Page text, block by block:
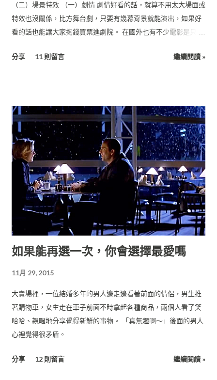
（二）場景特效 （一）劇情 劇情好看的話，就算不用太大場面或
特效也沒關係，比方舞台劇，只要有幾幕背景就能演出，如果好
看的話也能讓大家掏錢買票進劇院。 在國外也有不少電影是只靠
2009） 這部片描述一群人接到了超級高薪的工作面試機會，但在
一位大學教授即將離校，邀請一群學校同事來家裡辦惜別會，然
後他突然透露自己是一個獨特的人類！引發在場所有人的質問，
隨著他越講越多，大家也越來越驚訝難道那是真的很特別？整部
片也幾乎就在這個小客廳裡拍攝。（預算：美金20萬） 這些片就
靠演員的對白來建構整個故事，而你為了想知道劇情發展也會很
投入地看下去，而且這兩部片評價都非常好。 （二）場景特效 電
影是視覺導向，所以你也可以利用豐富的新鮮畫面來讓觀眾「享
受」視覺震撼，比方： 《星際大戰》（Star Wars, 1977）讓大家
看到超前衛的太空船。 《侏羅紀公園》（Jurassic Park, 1993）
讓大家看到超真實的恐龍。 《阿凡達》（Avatar, 2009）讓大家
看到了超炫麗的外星世界。 這些前所未見的經典元素，讓往後的
略，都已經見怪不怪了吧。 這三部片的導演因此成為歷史上最知
名的導演： 喬治．盧卡斯 史蒂芬．史匹柏 詹姆斯．卡麥隆 而這
三部片則都各自間隔16年，算是一個有趣的巧合。 你可能以為，
最大場面的電影一定花最多錢吧，要請很多臨時演員不是嗎？ 但
實際上並不是，影史最貴的片是像《加勒比海盜》、《復仇者聯
去製作電腦動畫。 現代的電影預算主要是貴在「明星」、「場景
分享 11 則留言 繼續閱讀 »
如果能再選一次，你會選擇最愛嗎
11月 29, 2015
大賣場裡，一位結婚多年的男人邊走邊看著前面的情侶，男生推
著購物車，女生走在車子前面不時拿起各種商品，兩個人看了笑
哈哈、親暱地分享覺得新鮮的事物。 「真無趣啊～」後面的男人
心裡覺得很矛盾。
分享 12 則留言 繼續閱讀 »